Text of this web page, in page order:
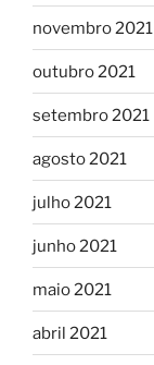
novembro 2021
outubro 2021
setembro 2021
agosto 2021
julho 2021
junho 2021
maio 2021
abril 2021